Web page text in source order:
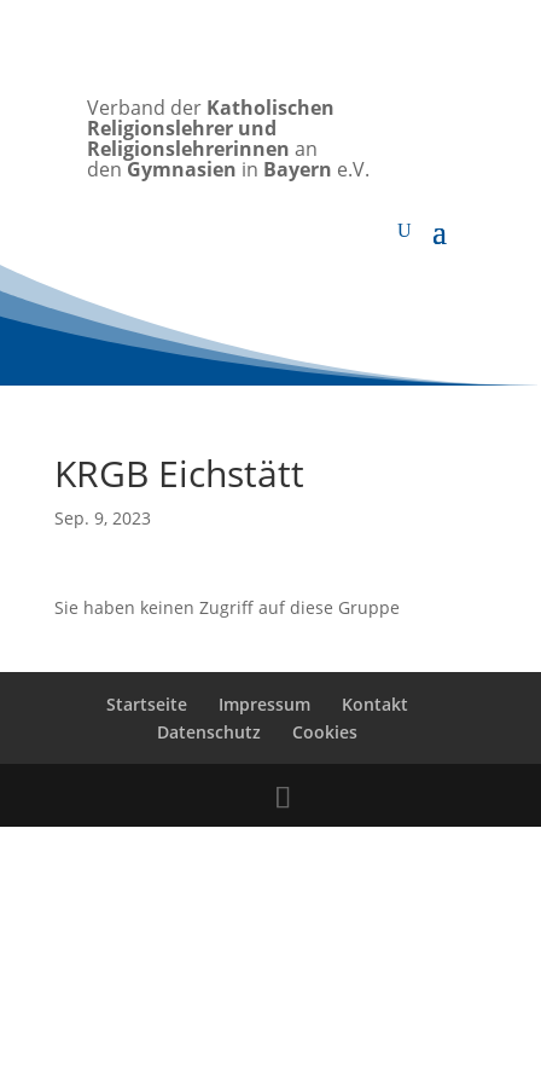
Verband der Katholischen
Religionslehrer und
Religionslehrerinnen an
denGymnasien in Bayern e.V.
KRGB Eichstätt
Sep. 9, 2023
Sie haben keinen Zugriff auf diese Gruppe
Startseite Impressum
Kontakt
Datenschutz
Cookies